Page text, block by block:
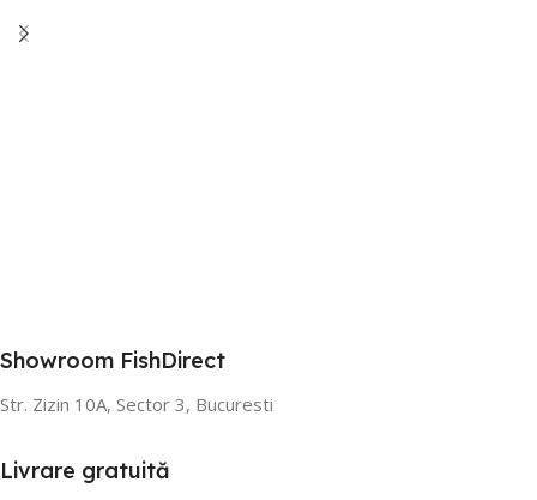
Showroom FishDirect
Str. Zizin 10A, Sector 3, Bucuresti
Livrare gratuită